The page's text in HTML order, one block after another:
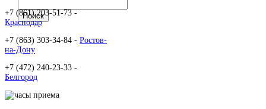
+7 (861) 203-51-73 -
Краснодар
+7 (863) 303-34-84 - Ростов-
на-Дону
+7 (472) 240-23-33 -
Белгород